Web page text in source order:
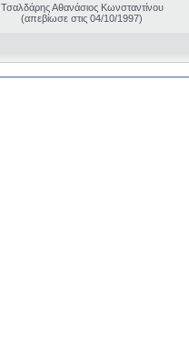
Τσαλδάρης Αθανάσιος Κωνσταντίνου
(απεβίωσε στις 04/10/1997)